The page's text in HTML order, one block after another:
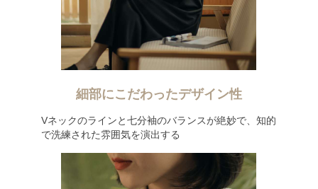
細部にこだわったデザイン性
Vネックのラインと七分袖のバランスが絶妙で、知的
で洗練された雰囲気を演出する